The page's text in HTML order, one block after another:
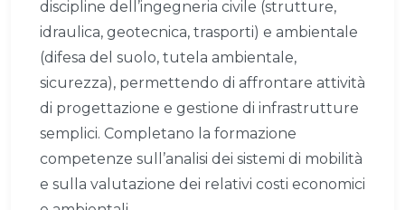
discipline dell’ingegneria civile (strutture,
idraulica, geotecnica, trasporti) e ambientale
(difesa del suolo, tutela ambientale,
sicurezza), permettendo di affrontare attività
di progettazione e gestione di infrastrutture
semplici. Completano la formazione
competenze sull’analisi dei sistemi di mobilità
e sulla valutazione dei relativi costi economici